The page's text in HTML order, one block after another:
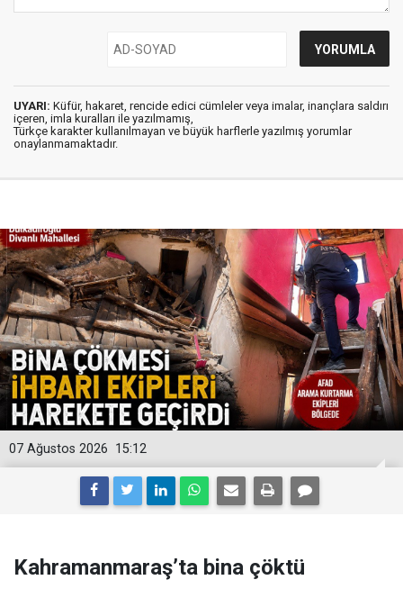
UYARI: Küfür, hakaret, rencide edici cümleler veya imalar, inançlara saldırı
içeren, imla kuralları ile yazılmamış,
Türkçe karakter kullanılmayan ve büyük harflerle yazılmış yorumlar
onaylanmamaktadır.
15:12
07 Ağustos 2026
Kahramanmaraş’ta bina çöktü